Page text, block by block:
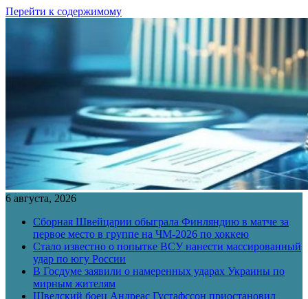
Перейти к содержимому
6 августа, 2026
Сборная Швейцарии обыграла Финляндию в матче за
первое место в группе на ЧМ-2026 по хоккею
Стало известно о попытке ВСУ нанести массированный
удар по югу России
В Госдуме заявили о намеренных ударах Украины по
мирным жителям
Шведский боец Андреас Густафссон приостановил